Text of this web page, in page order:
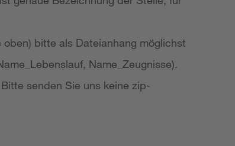
bitte als Dateianhang möglichst
Name_Zeugnisse).
senden Sie uns keine zip-